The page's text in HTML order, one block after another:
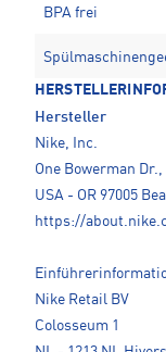
BPA frei
Hersteller
Nike, Inc.
One Bowerman Dr.,
USA - OR 97005
https://
Nike Retail BV
Colosseum 1